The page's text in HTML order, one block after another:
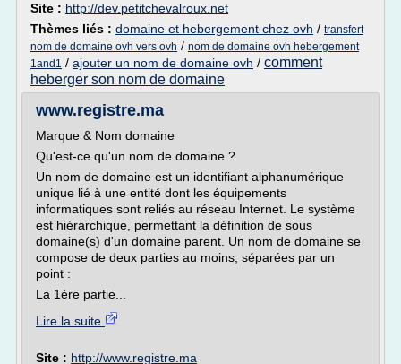
Site : http://dev.petitchevalroux.net
Thèmes liés : domaine et hebergement chez ovh / transfert
nom de domaine ovh vers ovh / nom de domaine ovh hebergement
1and1 / ajouter un nom de domaine ovh / comment
heberger son nom de domaine
www.registre.ma
Marque & Nom domaine
Qu'est-ce qu'un nom de domaine ?
Un nom de domaine est un identifiant alphanumérique
unique lié à une entité dont les équipements
informatiques sont reliés au réseau Internet. Le système
est hiérarchique, permettant la définition de sous
domaine(s) d'un domaine parent. Un nom de domaine se
compose de deux parties au moins, séparées par un
point :
La 1ère partie...
Lire la suite
Site : http://www.registre.ma